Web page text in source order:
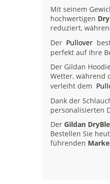
Mit seinem
hochwertigen
reduziert,
Der Pullover
perfekt auf Ihre
Der Gildan
Wetter, während
verleiht dem
Dank der
personalisierten
Der Gildan
Bestellen Sie
führenden